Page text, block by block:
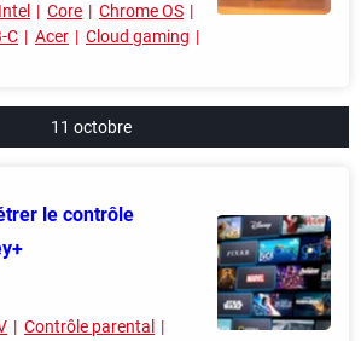
Intel Core
Chrome OS
C Acer
Cloud gaming
11 octobre
le contrôle
Contrôle parental